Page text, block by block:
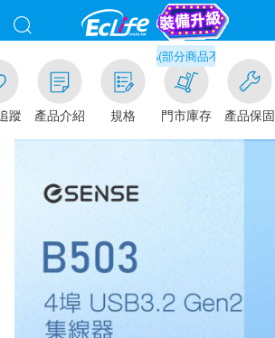
蹤 產品介紹 規格
滿千元門市取貨現折1%(部分商品不適用)-請點我看
門市庫存 產品保固